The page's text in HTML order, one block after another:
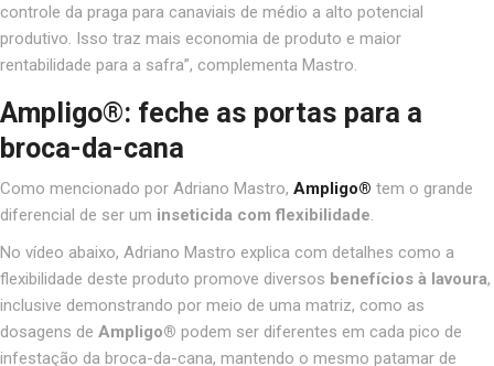
controle da praga para canaviais de médio a alto potencial
produtivo. Isso traz mais economia de produto e maior
rentabilidade para a safra”, complementa Mastro.
Ampligo®: feche as portas para a
broca-da-cana
Como mencionado por Adriano Mastro, Ampligo® tem o grande
diferencial de ser um inseticida com flexibilidade.
No vídeo abaixo, Adriano Mastro explica com detalhes como a
flexibilidade deste produto promove diversos benefícios à lavoura,
inclusive demonstrando por meio de uma matriz, como as
dosagens de Ampligo® podem ser diferentes em cada pico de
infestação da broca-da-cana, mantendo o mesmo patamar de